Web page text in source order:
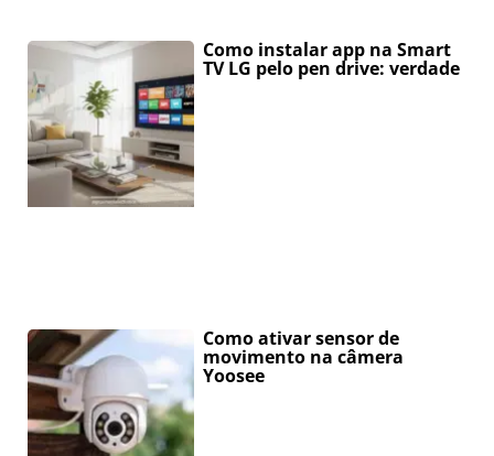
Como instalar app na Smart
TV LG pelo pen drive: verdade
Como ativar sensor de
movimento na câmera
Yoosee